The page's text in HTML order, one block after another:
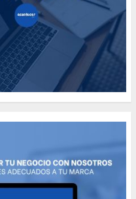
Need to Know About the
Classic Cars in a Retro
The full story of
Thailand’s extraordinary
cave rescue